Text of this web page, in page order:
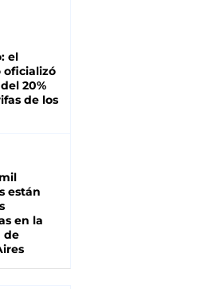
el
oficializó
20%
de los
están
en la
de